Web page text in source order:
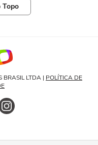
Topo
BRASIL LTDA | POLÍTICA DE